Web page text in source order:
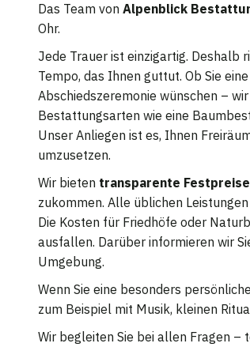
Das Team von Alpenblick
Ohr.
Jede Trauer ist einzigartig. Deshalb
Tempo, das Ihnen guttut. Ob Sie
Abschiedszeremonie wünschen –
Bestattungsarten wie eine
Unser Anliegen ist es, Ihnen
umzusetzen.
Wir bieten transparente Festpreise
zukommen. Alle üblichen
Die Kosten für Friedhöfe oder
ausfallen. Darüber informieren wir
Umgebung.
Wenn Sie eine besonders
zum Beispiel mit Musik, kleinen
Wir begleiten Sie bei allen Fragen –